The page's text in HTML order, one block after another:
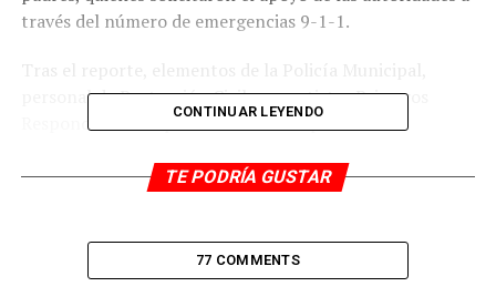
través del número de emergencias 9-1-1.
Tras el reporte, elementos de la Policía Municipal,
personal de Protección Civil y rescatistas Primeros
Respondientes implementaron un operativo de
Fue durante la madrugada cuando las adolescentes
entre calles 1 y 2 de la colonia Centro. Los rescatistas
las resguardaron mientras arribaban los elementos
CONTINUAR LEYENDO
TE PODRÍA GUSTAR
77 COMMENTS